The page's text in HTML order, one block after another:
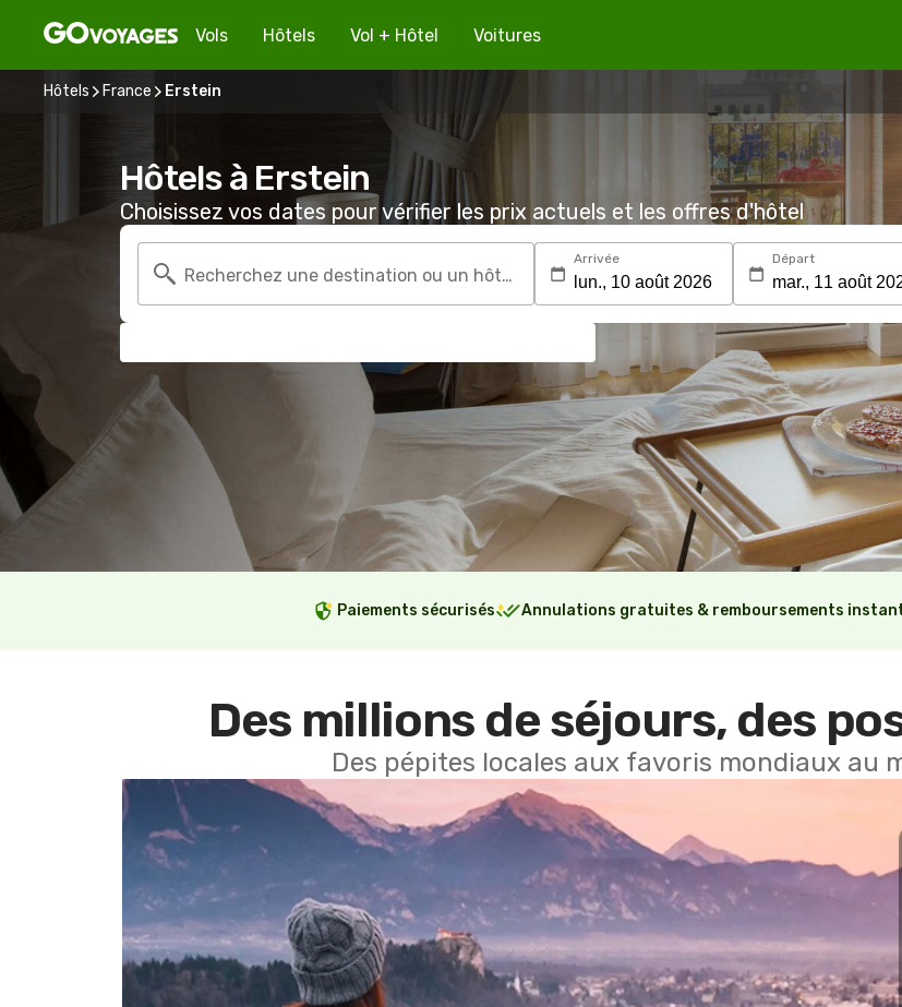
Vols Hôtels Vol + Hôtel Voitures
Hôtels France Erstein
Hôtels à Erstein
Choisissez vos dates pour vérifier les prix actuels et les offres d'hôtel
Recherchez une destination ou un hôtel
Arrivée Départ
Paiements sécurisés Annulations gratuites & remboursements
Des millions de séjours, des
Des pépites locales aux favoris mondiaux au